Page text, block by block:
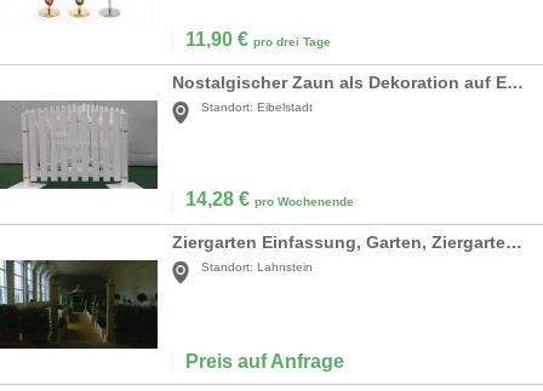
11,90 € pro drei Tage
Nostalgischer Zaun als Dekoration auf Events
Standort: Eibelstadt
14,28 € pro Wochenende
Ziergarten Einfassung, Garten, Ziergarten, Einfassung, Zaun, zäune, Begrenzung, Eingrenzung, Dekoration, Event, Messe
Standort: Lahnstein
Preis auf Anfrage